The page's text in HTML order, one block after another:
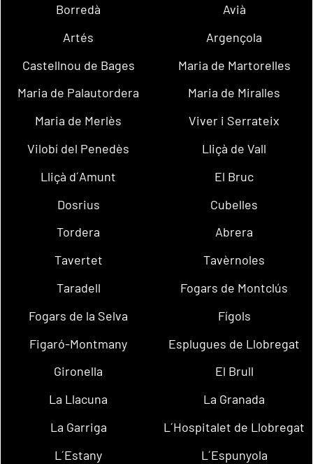
Borredà
Avià
Artés
Argençola
Castellnou de Bages
Maria de Martorelles
Maria de Palautordera
Maria de Miralles
Maria de Merlès
Viver i Serrateix
Vilobí del Penedès
Lliçà de Vall
Lliçà d´Amunt
El Bruc
Dosrius
Cubelles
Tordera
Abrera
Tavertet
Tavèrnoles
Taradell
Fogars de Montclús
Fogars de la Selva
Fígols
Figaró-Montmany
Esplugues de Llobregat
Gironella
El Brull
La Llacuna
La Granada
La Garriga
L´Hospitalet de Llobregat
L´Estany
L´Espunyola